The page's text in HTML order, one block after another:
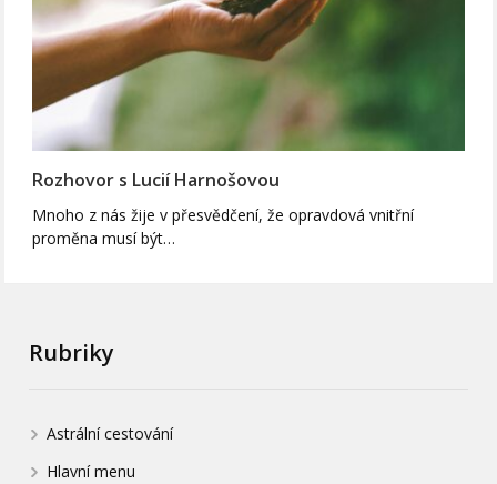
Rozhovor s Lucií Harnošovou
Mnoho z nás žije v přesvědčení, že opravdová vnitřní
proměna musí být…
Rubriky
Astrální cestování
Hlavní menu